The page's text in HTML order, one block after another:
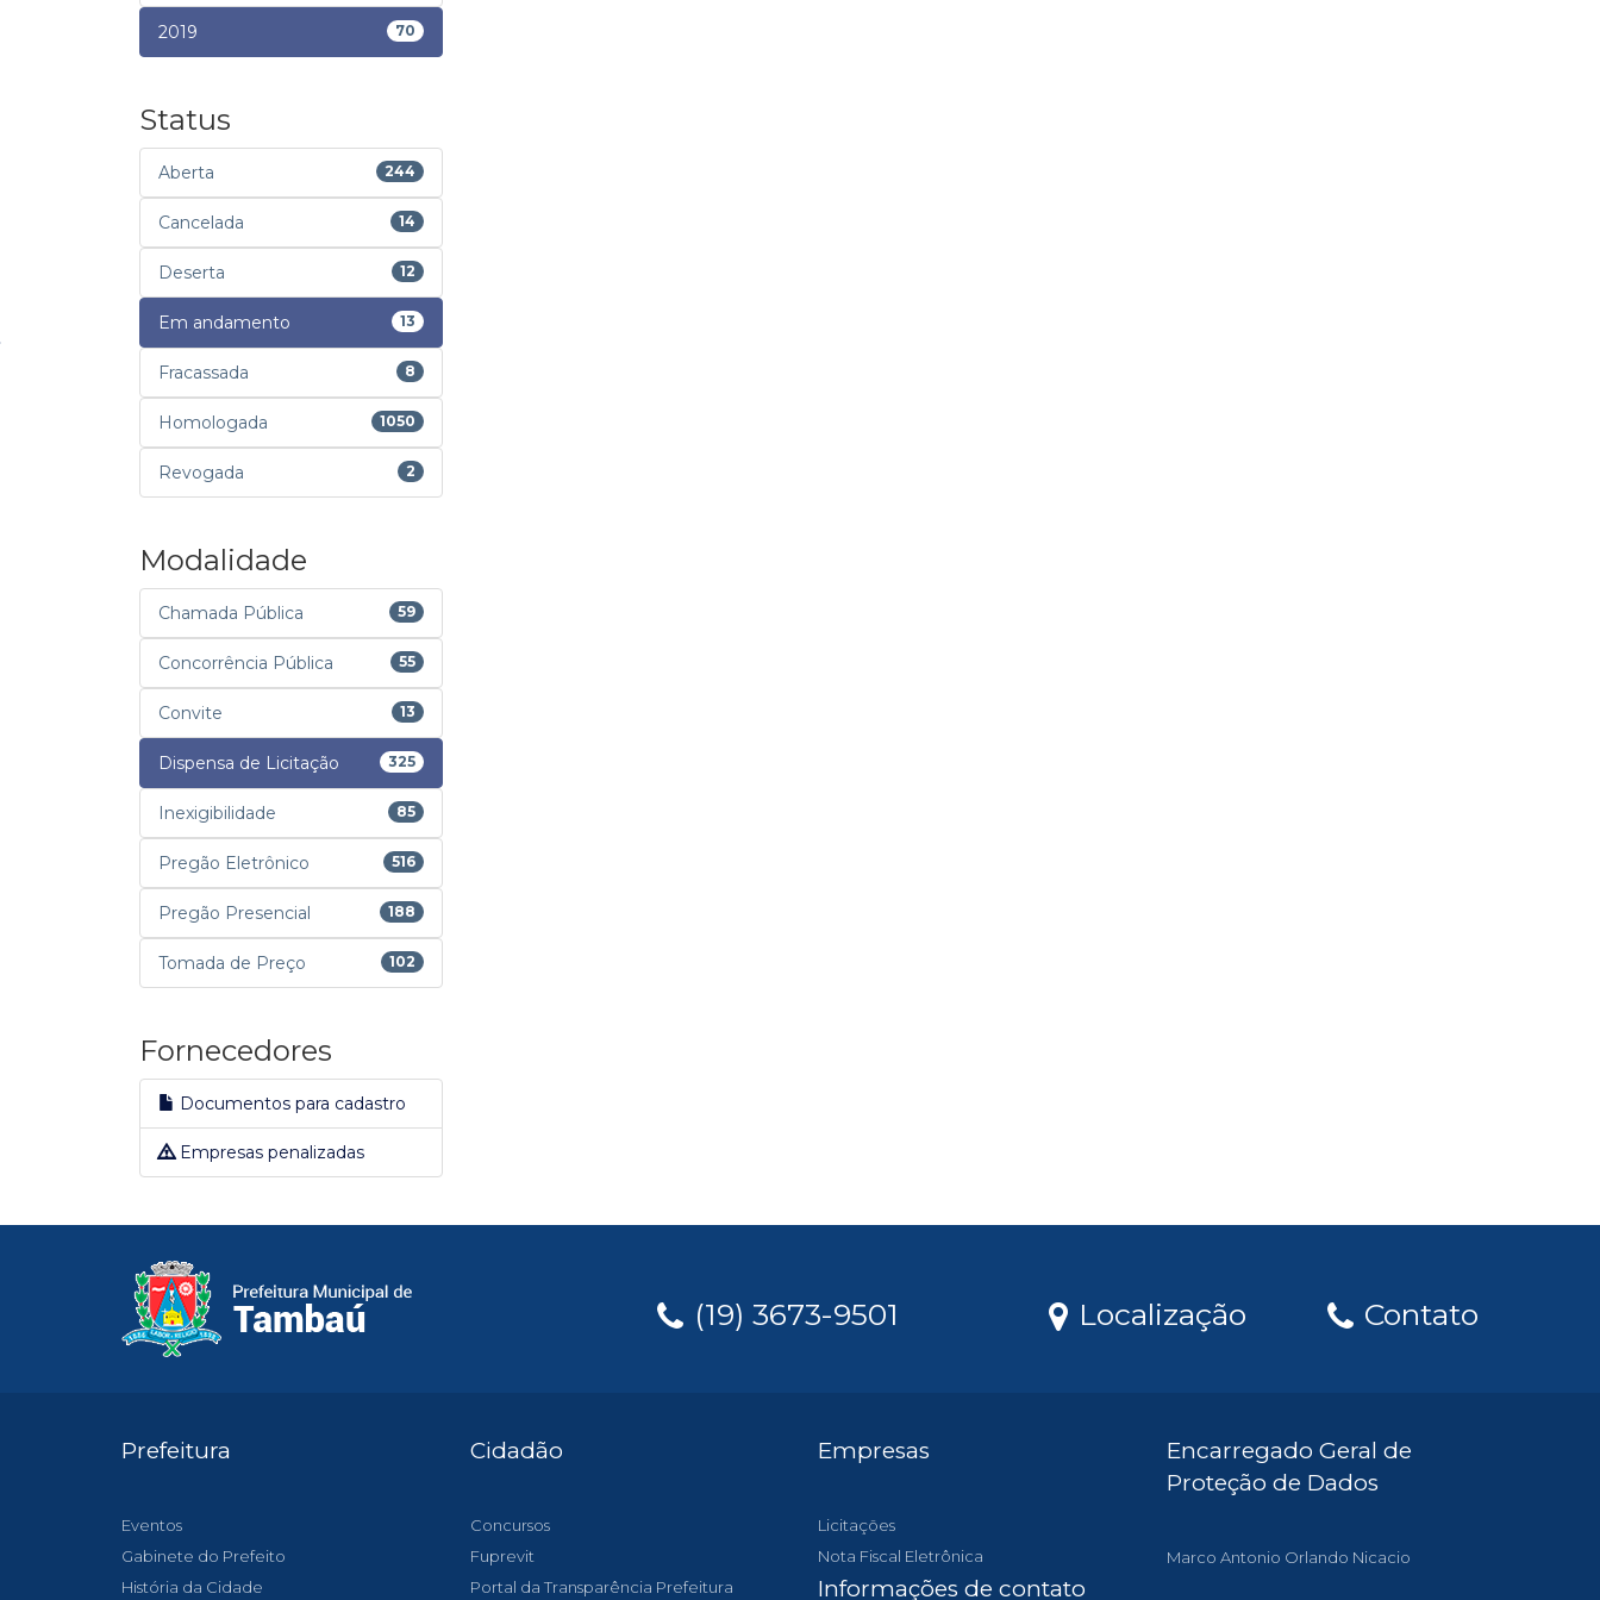
2019 70
Status
Aberta 244
Cancelada 14
Deserta 12
Em andamento 13
Fracassada 8
Homologada 1050
Revogada 2
Modalidade
Chamada Pública 59
Concorrência Pública 55
Convite 13
Dispensa de Licitação 325
Inexigibilidade 85
Pregão Eletrônico 516
Pregão Presencial 188
Tomada de Preço 102
Fornecedores
Documentos para cadastro
Empresas penalizadas
(19) 3673-9501 Localização Contato
Prefeitura
Eventos
Gabinete do Prefeito
História da Cidade
Cidadão
Concursos
Fuprevit
Portal da Transparência Prefeitura
Empresas
Licitações
Nota Fiscal Eletrônica
Encarregado Geral de
Proteção de Dados
Marco Antonio Orlando Nicacio
Informações de contato